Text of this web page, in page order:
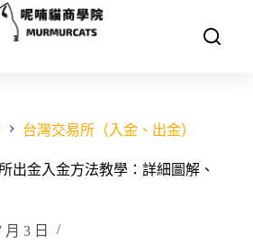
台灣交易所（入金、出金）
出金入金方法教學：詳細圖解、
月 3 日